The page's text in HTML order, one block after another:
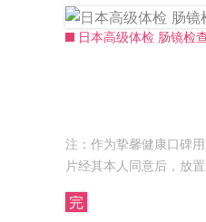
日本高级体检 肠镜检
注：作为挚馨健康口碑
片经其本人同意后，放
完